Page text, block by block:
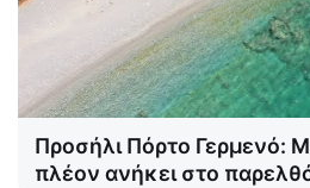
Προσήλι Πόρτο Γερμενό:
πλέον ανήκει στο